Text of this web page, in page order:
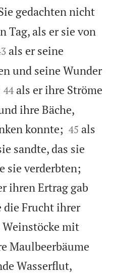
gedachten nicht
Tag, als er sie von
als er seine
und seine Wunder


44 als er ihre Ströme
ihre Bäche,
konnte; 

45 als
sandte, das sie
sie verderbten;
ihren Ertrag gab
die Frucht ihrer
Weinstöcke mit
Maulbeerbäume
Wasserflut,